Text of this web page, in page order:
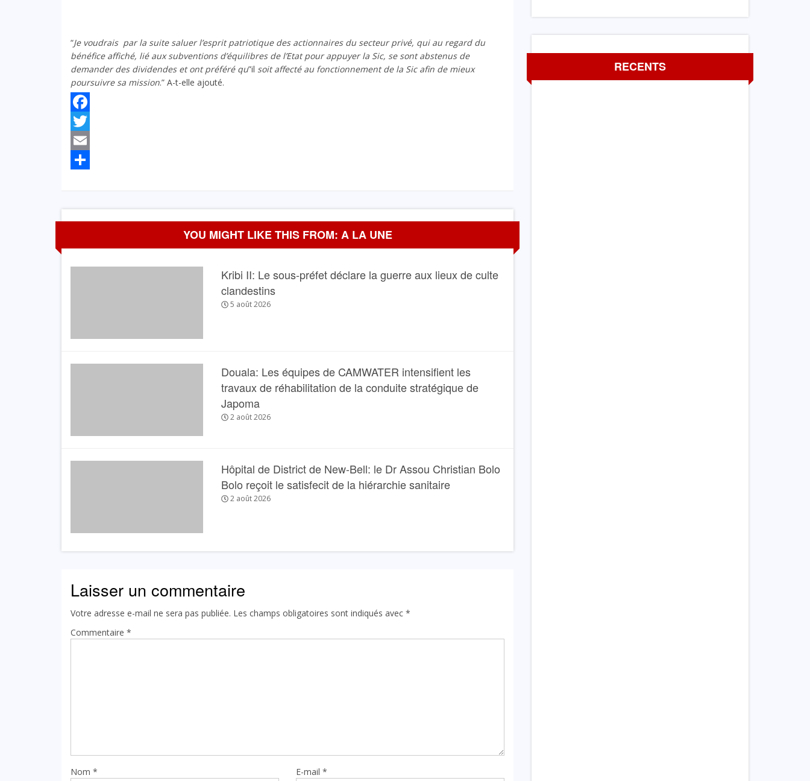
“Je voudrais par la suite saluer l’esprit patriotique des actionnaires du secteur privé, qui au regard du
bénéfice affiché, lié aux subventions d’équilibres de l’Etat pour appuyer la Sic, se sont abstenus de
demander des dividendes et ont préféré qu”il soit affecté au fonctionnement de la Sic afin de mieux
poursuivre sa mission.” A-t-elle ajouté.
Facebook
Twitter
Email
YOU MIGHT LIKE THIS FROM: A LA UNE
Kribi II: Le sous-préfet déclare la guerre aux lieux de culte
clandestins
5 août 2026
Douala: Les équipes de CAMWATER intensifient les
travaux de réhabilitation de la conduite stratégique de
Japoma
2 août 2026
Hôpital de District de New-Bell: le Dr Assou Christian Bolo
Bolo reçoit le satisfecit de la hiérarchie sanitaire
2 août 2026
Laisser un commentaire
Votre adresse e-mail ne sera pas publiée. Les champs obligatoires sont indiqués avec *
Commentaire *
Nom * E-mail*
RECENTS